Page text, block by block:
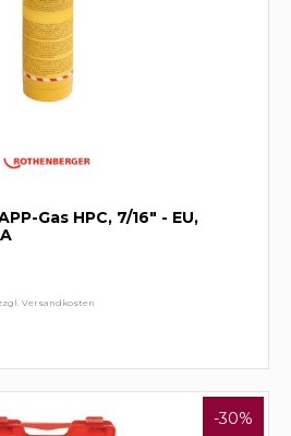
Gas HPC, 7/16" - EU,
Versandkosten
-30%